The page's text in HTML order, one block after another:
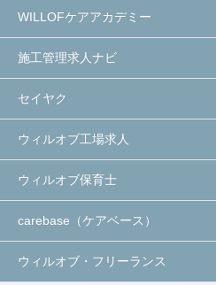
WILLOFケアアカデミー
施工管理求人ナビ
セイヤク
ウィルオブ工場求人
ウィルオブ保育士
carebase（ケアベース）
ウィルオブ・フリーランス